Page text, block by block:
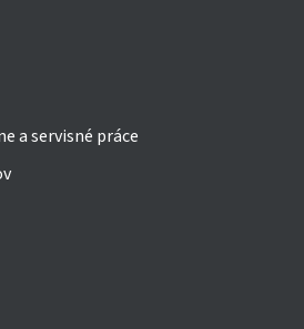
a servisné práce